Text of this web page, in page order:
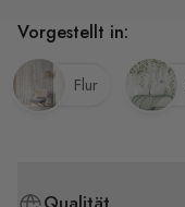
Vorgestellt in:
Flur